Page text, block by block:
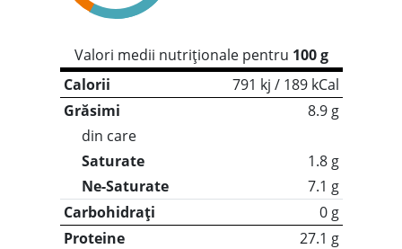
Valori medii nutriționale pentru 100 g
Calorii
791 kj / 189 kCal
Grăsimi
8.9 g
din care
Saturate
1.8 g
Ne-Saturate
7.1 g
Carbohidrați
0 g
Proteine
27.1 g